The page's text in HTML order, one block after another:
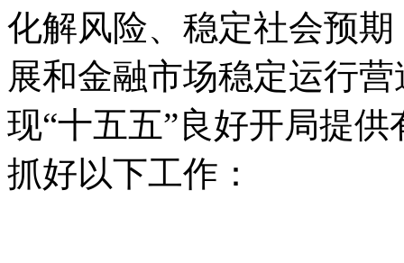
化解风险、稳定社会预
展和金融市场稳定运行
现“十五五”良好开局提
抓好以下工作：